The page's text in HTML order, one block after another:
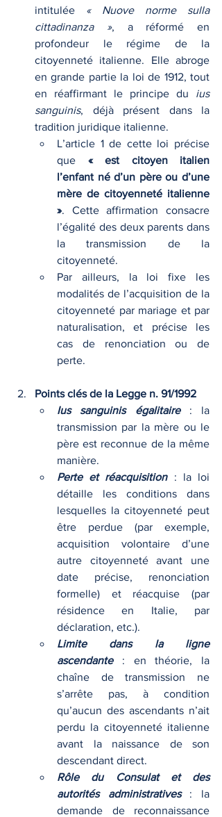
intitulée « Nuove norme sulla
cittadinanza », a réformé en
profondeur le régime de la
citoyenneté italienne. Elle abroge
en grande partie la loi de 1912, tout
en réaffirmant le principe du ius
sanguinis, déjà présent dans la
tradition juridique italienne.
L’article 1 de cette loi précise
que « est citoyen italien
l’enfant né d’un père ou d’une
mère de citoyenneté italienne
». Cette affirmation consacre
l’égalité des deux parents dans
la transmission de la
citoyenneté.
Par ailleurs, la loi fixe les
modalités de l’acquisition de la
citoyenneté par mariage et par
naturalisation, et précise les
cas de renonciation ou de
perte.
Points clés de la Legge n. 91/1992
Ius sanguinis égalitaire : la
transmission par la mère ou le
père est reconnue de la même
manière.
Perte et réacquisition : la loi
détaille les conditions dans
lesquelles la citoyenneté peut
être perdue (par exemple,
acquisition volontaire d’une
autre citoyenneté avant une
date précise, renonciation
formelle) et réacquise (par
résidence en Italie, par
déclaration, etc.).
Limite dans la ligne
ascendante : en théorie, la
chaîne de transmission ne
s’arrête pas, à condition
qu’aucun des ascendants n’ait
perdu la citoyenneté italienne
avant la naissance de son
descendant direct.
Rôle du Consulat et des
autorités administratives : la
demande de reconnaissance